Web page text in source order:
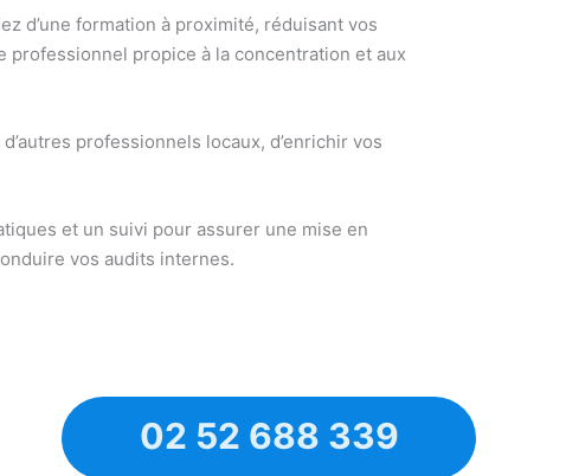
d’une formation à proximité, réduisant vos
propice à la concentration et aux
professionnels locaux, d’enrichir vos
et un suivi pour assurer une mise en
vos audits internes.
02 52 688 339